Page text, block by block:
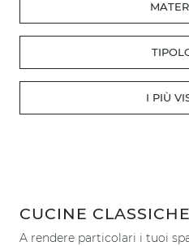
I PIÙ
CUCINE
A rendere particolari i tuoi